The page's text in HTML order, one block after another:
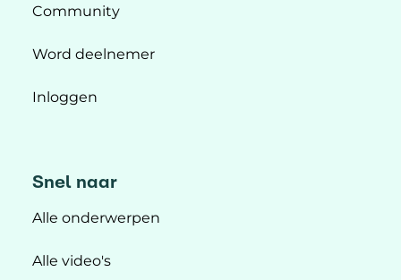
Community
Word deelnemer
Inloggen
Snel naar
Alle onderwerpen
Alle video's